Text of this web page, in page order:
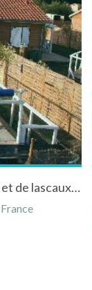
Chalet "Le Bleuet" avec piscine et spa privé prés de sarlat et de lascaux en périgord noir